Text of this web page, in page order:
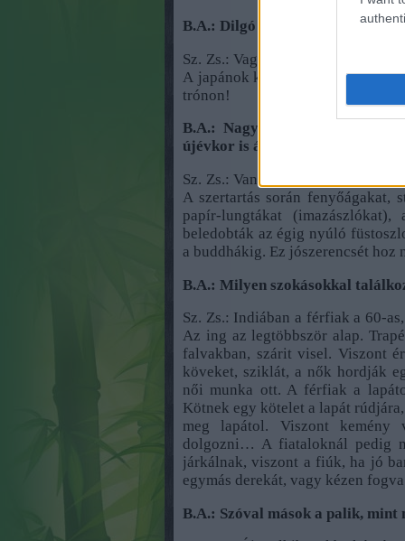
B.A.: Dilgó Khjence-vel is
Sz. Zs.: Vagy legalábbis a
A japánok készítették, és tényleg
trónon!
B.A.: Nagyon látványos a
újévkor is áldoztak!
Sz. Zs.: Van ennek egy kifejezett
A szertartás során fenyőágakat,
papír-lungtákat
beledobták az égig nyúló
a buddhákig. Ez jószerencsét hoz
B.A.: Milyen szokásokkal
Sz. Zs.: Indiában a férfiak a 60-
Az ing az legtöbbször alap.
falvakban, szárit visel. Viszont
köveket, sziklát, a nők hordják
női munka ott. A férfiak a
Kötnek egy kötelet a lapát
meg lapátol. Viszont
dolgozni… A fiataloknál pedig
járkálnak, viszont a fiúk, ha jó
egymás derekát, vagy kézen
B.A.: Szóval mások a palik, mint